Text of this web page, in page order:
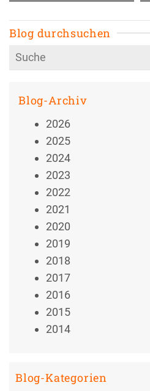
Blog durchsuchen
Search
for:
Blog-Archiv
2026
2025
2024
2023
2022
2021
2020
2019
2018
2017
2016
2015
2014
Blog-Kategorien